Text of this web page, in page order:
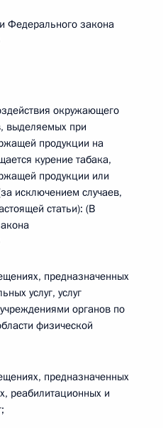
Федерального закона
окружающего
выделяемых при
продукции на
курение табака,
продукции или
исключением случаев,
статьи): (В
предназначенных
услуг, услуг
органов по
физической
предназначенных
реабилитационных и